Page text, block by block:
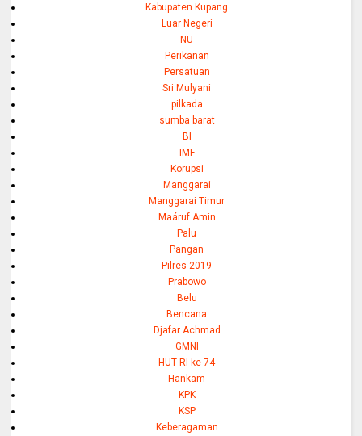
Kabupaten Kupang
Luar Negeri
NU
Perikanan
Persatuan
Sri Mulyani
pilkada
sumba barat
BI
IMF
Korupsi
Manggarai
Manggarai Timur
Maáruf Amin
Palu
Pangan
Pilres 2019
Prabowo
Belu
Bencana
Djafar Achmad
GMNI
HUT RI ke 74
Hankam
KPK
KSP
Keberagaman